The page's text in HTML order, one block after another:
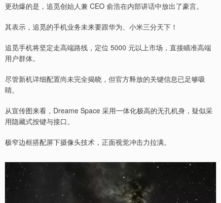
更劲爆的是，追觅创始人兼 CEO 俞浩在内部讲话中放出了豪言。
其表示，追觅的手机业务未来要跟华为、小米三分天下！
追觅手机将坚定走高端路线，定位 5000 元以上市场，直接瞄准高端
用户群体。
尽管新机详细配置尚未完全揭晓，但官方释放的关键信息已足够吸
睛。
从宣传图来看，Dreame Space 采用一体化极高的无孔机身，疑似采
用隐藏式按键与接口。
极窄边框搭配屏下摄像头技术，正面视觉冲击力拉满。